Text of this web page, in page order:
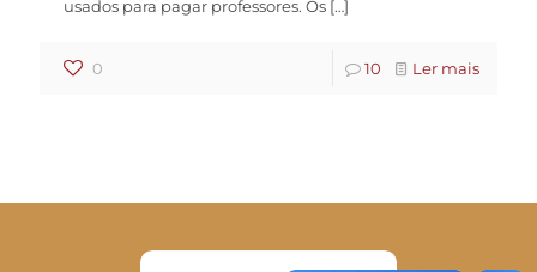
usados para pagar professores. Os […]
0 10 Ler mais